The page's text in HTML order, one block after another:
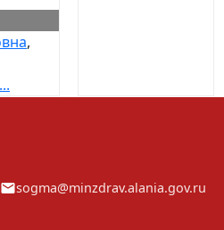
,
sogma@minzdrav.alania.gov.ru